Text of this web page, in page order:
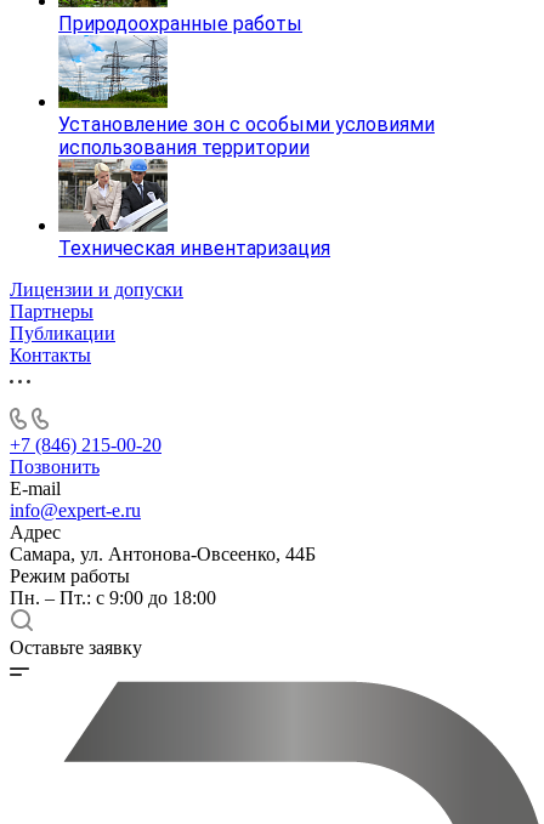
Природоохранные работы
Установление зон с особыми условиями
использования территории
Техническая инвентаризация
Лицензии и допуски
Партнеры
Публикации
Контакты
+7 (846) 215-00-20
Позвонить
E-mail
info@expert-e.ru
Адрес
Самара, ул. Антонова-Овсеенко, 44Б
Режим работы
Пн. – Пт.: с 9:00 до 18:00
Оставьте заявку